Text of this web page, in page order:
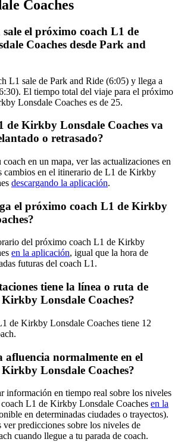
Coaches
el próximo coach L1 de
Coaches desde Park and
L1 sale de Park and Ride (6:05) y llega a
El tiempo total del viaje para el próximo
Lonsdale Coaches es de 25.
de Kirkby Lonsdale Coaches va
o retrasado?
coach en un mapa, ver las actualizaciones en
cambios en el itinerario de L1 de Kirkby
descargando la aplicación.
el próximo coach L1 de Kirkby
del próximo coach L1 de Kirkby
en la aplicación, igual que la hora de
futuras del coach L1.
tiene la línea o ruta de
Lonsdale Coaches?
de Kirkby Lonsdale Coaches tiene 12
afluencia normalmente en el
Lonsdale Coaches?
información en tiempo real sobre los niveles
L1 de Kirkby Lonsdale Coaches en la
en determinadas ciudades o trayectos).
ver predicciones sobre los niveles de
cuando llegue a tu parada de coach.